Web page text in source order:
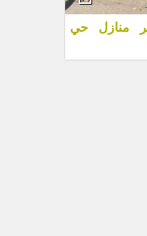
منازل حي